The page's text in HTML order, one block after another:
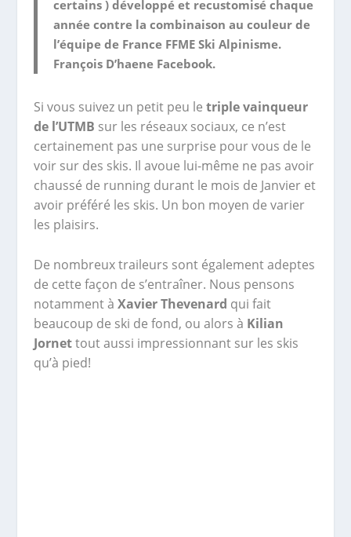
certains ) développé et recustomisé chaque
année contre la combinaison au couleur de
l’équipe de France FFME Ski Alpinisme.
François D’haene Facebook.
Si vous suivez un petit peu le triple vainqueur
de l’UTMB sur les réseaux sociaux, ce n’est
certainement pas une surprise pour vous de le
voir sur des skis. Il avoue lui-même ne pas avoir
chaussé de running durant le mois de Janvier et
avoir préféré les skis. Un bon moyen de varier
les plaisirs.
De nombreux traileurs sont également adeptes
de cette façon de s’entraîner. Nous pensons
notamment à Xavier Thevenard qui fait
beaucoup de ski de fond, ou alors à Kilian
Jornettout aussi impressionnant sur les skis
qu’à pied!